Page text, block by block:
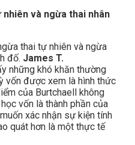
nhiên và ngừa thai nhân
thai tự nhiên và ngừa
đố. James T.
những khó khăn thường
vốn được xem là hình thức
của Burtchaell không
vốn là thành phần của
xác nhận sự kiện tính
quát hơn là một thực tế